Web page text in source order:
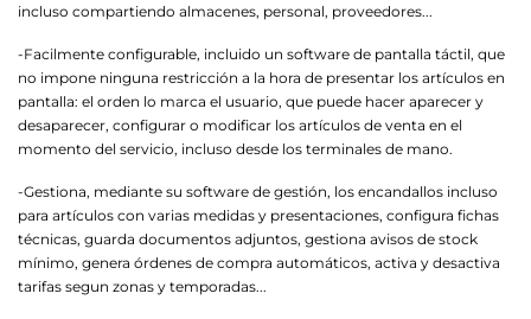
incluso compartiendo almacenes, personal, proveedores...
-Facilmente configurable, incluido un software de pantalla táctil, que
no impone ninguna restricción a la hora de presentar los artículos en
pantalla: el orden lo marca el usuario, que puede hacer aparecer y
desaparecer, configurar o modificar los artículos de venta en el
momento del servicio, incluso desde los terminales de mano.
-Gestiona, mediante su software de gestión, los encandallos incluso
para artículos con varias medidas y presentaciones, configura fichas
técnicas, guarda documentos adjuntos, gestiona avisos de stock
mínimo, genera órdenes de compra automáticos, activa y desactiva
tarifas segun zonas y temporadas...